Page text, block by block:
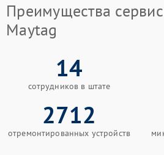
Преимущества
Maytag
14
сотрудников в штате
2712
отремонтированных устройств